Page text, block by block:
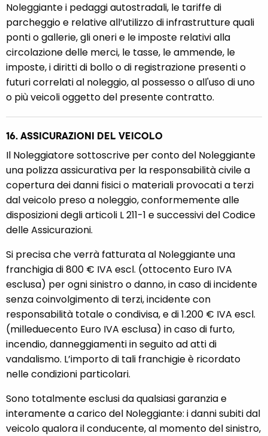
Noleggiante i pedaggi autostradali, le tariffe di
parcheggio e relative all’utilizzo di infrastrutture quali
ponti o gallerie, gli oneri e le imposte relativi alla
circolazione delle merci, le tasse, le ammende, le
imposte, i diritti di bollo o di registrazione presenti o
futuri correlati al noleggio, al possesso o all'uso di uno
o più veicoli oggetto del presente contratto.
16. ASSICURAZIONI DEL VEICOLO
Il Noleggiatore sottoscrive per conto del Noleggiante
una polizza assicurativa per la responsabilità civile a
copertura dei danni fisici o materiali provocati a terzi
dal veicolo preso a noleggio, conformemente alle
disposizioni degli articoli L 211-1 e successivi del Codice
delle Assicurazioni.
Si precisa che verrà fatturata al Noleggiante una
franchigia di 800 € IVA escl. (ottocento Euro IVA
esclusa) per ogni sinistro o danno, in caso di incidente
senza coinvolgimento di terzi, incidente con
responsabilità totale o condivisa, e di 1.200 € IVA escl.
(milleduecento Euro IVA esclusa) in caso di furto,
incendio, danneggiamenti in seguito ad atti di
vandalismo. L’importo di tali franchigie è ricordato
nelle condizioni particolari.
Sono totalmente esclusi da qualsiasi garanzia e
interamente a carico del Noleggiante: i danni subiti dal
veicolo qualora il conducente, al momento del sinistro,